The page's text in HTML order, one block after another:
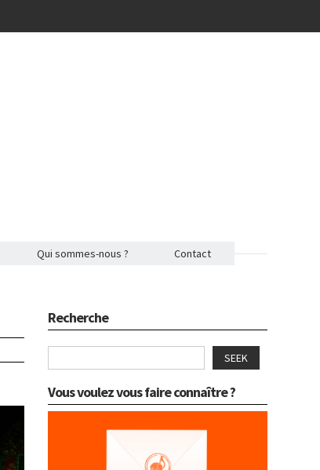
Qui sommes-nous ? Contact
Recherche
SEEK
Vous voulez vous faire connaître ?